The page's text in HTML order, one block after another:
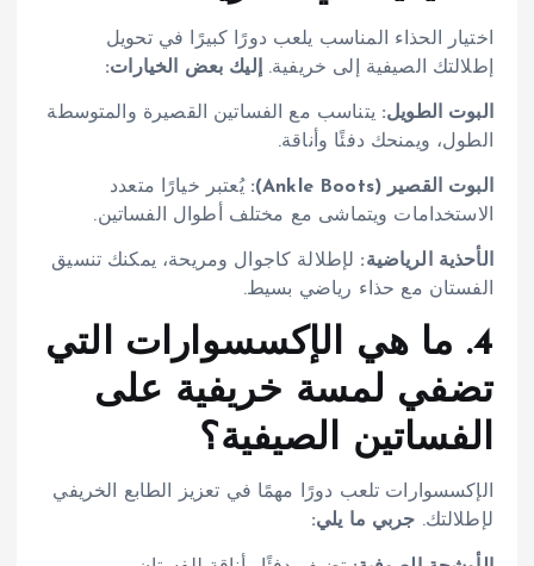
اختيار الحذاء المناسب يلعب دورًا كبيرًا في تحويل
إطلالتك الصيفية إلى خريفية. إليك بعض الخيارات:
البوت الطويل:يتناسب مع الفساتين القصيرة والمتوسطة
الطول، ويمنحك دفئًا وأناقة.
البوت القصير (Ankle Boots):
يُعتبر خيارًا متعدد
الاستخدامات ويتماشى مع مختلف أطوال الفساتين.
الأحذية الرياضية:لإطلالة كاجوال ومريحة، يمكنك تنسيق
الفستان مع حذاء رياضي بسيط.
4. ما هي الإكسسوارات التي
تضفي لمسة خريفية على
الفساتين الصيفية؟
الإكسسوارات تلعب دورًا مهمًا في تعزيز الطابع الخريفي
لإطلالتك. جربي ما يلي: